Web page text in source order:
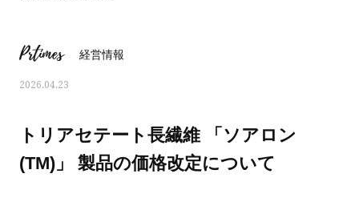
Prtimes 経営情報
2026.04.23
トリアセテート長繊維 「ソアロン
(TM)」 製品の価格改定について